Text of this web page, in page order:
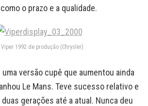
o prazo e a qualidade.
Viper 1992 de produção (Chrysler)
versão cupê que aumentou ainda
Le Mans. Teve sucesso relativo e
gerações até a atual. Nunca deu